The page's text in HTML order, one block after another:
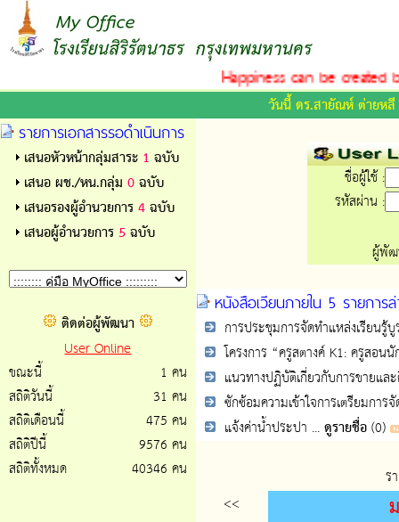
Happiness can be created
วันนี้ ดร.สายัณห์ ต่ายหลี
รายการเอกสารรอดำเนินการ
เสนอหัวหน้ากลุ่มสาระ 1 ฉบับ
เสนอ ผช./หน.กลุ่ม 0ฉบับ
เสนอรองผู้อำนวยการ4ฉบับ
เสนอผู้อำนวยการ5ฉบับ
ติดต่อผู้พัฒนา
User Online
ขณะนี้
1 คน
สถิติวันนี้
31 คน
สถิติเดือนนี้
475 คน
สถิติปีนี้
9576 คน
สถิติทั้งหมด
40346 คน
ชื่อผู้ใช้ :
รหัสผ่าน :
ผู้พั
หนังสือเวียนภายใน 5 รายการ
การประชุมการจัดทำแหล่งเรียน
โครงการ “ครูสตางค์ K1: ครูสอน
แนวทางปฏิบัติเกี่ยวกับการขายแล
ซักซ้อมความเข้าใจการเตรียมกา
แจ้งค่าน้ำประปา ...ดูรายชื่อ(0)
ร
<<